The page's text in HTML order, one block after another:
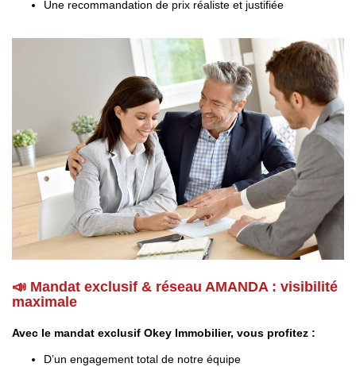
ESPACE CLIENT
Espace Client Saint-Flour (VDS Immobilier)
Espace Client Aurillac (AGI)
Espace Dossier Location
Une recommandation de prix réaliste et justifiée
📣 Mandat exclusif & réseau AMANDA : visibilité
maximale
Avec le mandat exclusif Okey Immobilier, vous profitez :
D’un engagement total de notre équipe